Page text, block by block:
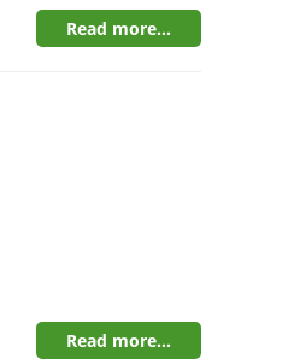
Read more...
Read more...